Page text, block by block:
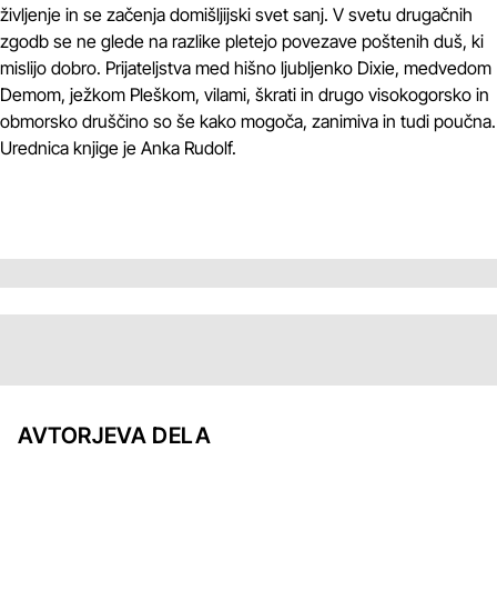
življenje in se začenja domišljijski svet sanj. V svetu drugačnih
zgodb se ne glede na razlike pletejo povezave poštenih duš, ki
mislijo dobro. Prijateljstva med hišno ljubljenko Dixie, medvedom
Demom, ježkom Pleškom, vilami, škrati in drugo visokogorsko in
obmorsko druščino so še kako mogoča, zanimiva in tudi poučna.
Urednica knjige je Anka Rudolf.
AVTORJEVA DELA